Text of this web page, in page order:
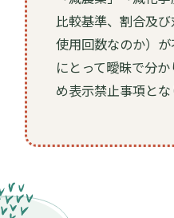
比較基準、割合及
使用回数なのか）
にとって曖昧で分
め表示禁止事項とな